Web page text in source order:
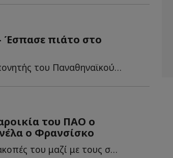
Έσπασε πιάτο στο
Ξέγνοιαστος ο πρώην προπονητής του Παναθηναϊκού σ...
του ΠΑΟ ο
ο Φρανσίσκo
Ο 32χρονος σέντερ στις διακοπές του μαζί με τους συμπατριώτες τ...